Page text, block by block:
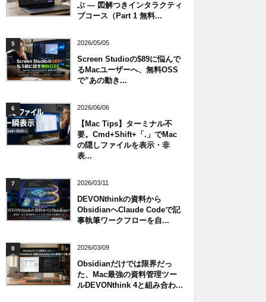
ぶ — 図解つきインタラクティ
ブコース（Part 1 無料...
5 2026/05/05
Screen Studioの$89に悩んで
るMacユーザーへ、無料OSS
で”あの動き...
6 2026/06/06
【Mac Tips】ターミナル不
要。Cmd+Shift+「.」でMac
の隠しファイルを表示・非
表...
7 2026/03/11
DEVONthinkの資料から
ObsidianへClaude Codeで記
事執筆ワークフローを自...
8 2026/03/09
Obsidianだけでは限界だっ
た、Mac最強の資料管理ツー
ルDEVONthink 4と組み合わ...